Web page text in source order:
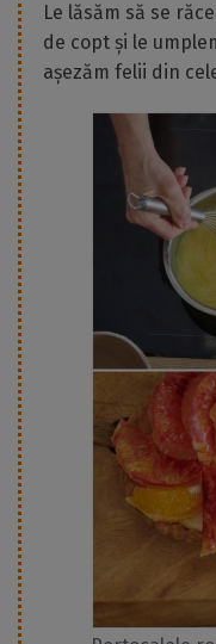
Le lăsăm să se
de copt și le
așezăm felii din